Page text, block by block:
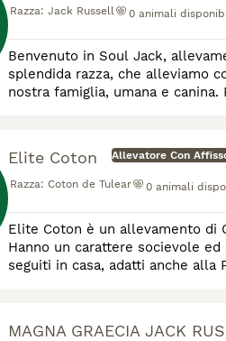
Razza: Jack Russell 0 animali
Benvenuto in Soul Jack, allevamento
splendida razza, che alleviamo
nostra famiglia, umana e canina. Prestiamo particolare attenzione in merito alla salute, al benessere e al temperamento
Elite Coton Allevatore Con
Razza: Coton de Tulear 0 animali
Elite Coton è un allevamento di
Hanno un carattere socievole
seguiti in casa, adatti anche
MAGNA GRAECIA JACK